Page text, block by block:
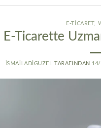
E-TICARET,
Ticarette
ISMAILADIGUZEL TARAFINDAN